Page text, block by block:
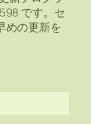
です。セ
めの更新を